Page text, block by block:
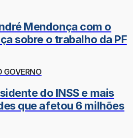
Mendonça com o
sobre o trabalho da PF
GOVERNO
do INSS e mais
que afetou 6 milhões